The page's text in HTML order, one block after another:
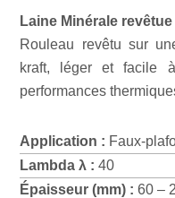
Laine Minérale
Rouleau revêtu sur
kraft, léger et facile
performances
Application : Faux-
Lambda λ : 40
Épaisseur (mm) : 60 –